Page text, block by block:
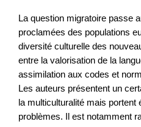
La question migratoire passe
proclamées des populations
diversité culturelle des
entre la valorisation de la
assimilation aux codes et
Les auteurs présentent un
la multiculturalité mais portent
problèmes. Il est notamment